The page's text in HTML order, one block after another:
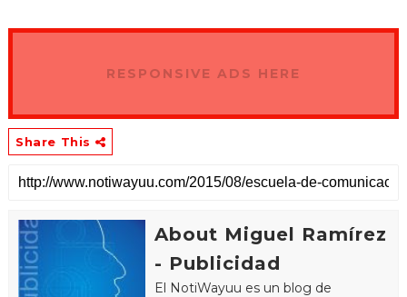
RESPONSIVE ADS HERE
Share This
About Miguel Ramírez
- Publicidad
El NotiWayuu es un blog de